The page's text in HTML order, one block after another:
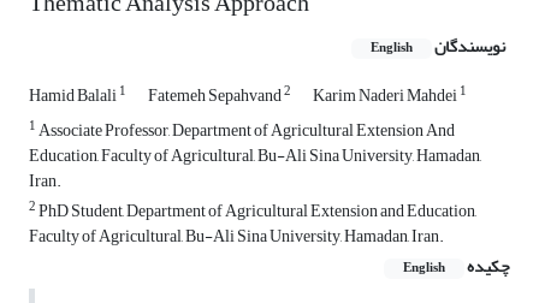
نویسندگان English
Hamid Balali1 Fatemeh Sepahvand2 Karim Naderi Mahdei1
1Associate Professor, Department of Agricultural Extension And
Education, Faculty of Agricultural, Bu-Ali Sina University, Hamadan,
Iran.
2PhD Student, Department of Agricultural Extension and Education,
Faculty of Agricultural, Bu-Ali Sina University, Hamadan, Iran.
چکیده
English